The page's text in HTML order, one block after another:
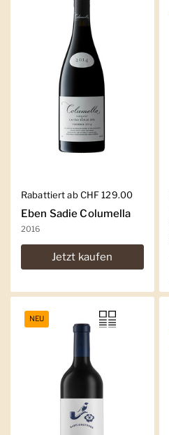
Regulärer Preis
Rabattiert ab CHF 129.00
Eben Sadie Columella
2016
Jetzt kaufen
NEU